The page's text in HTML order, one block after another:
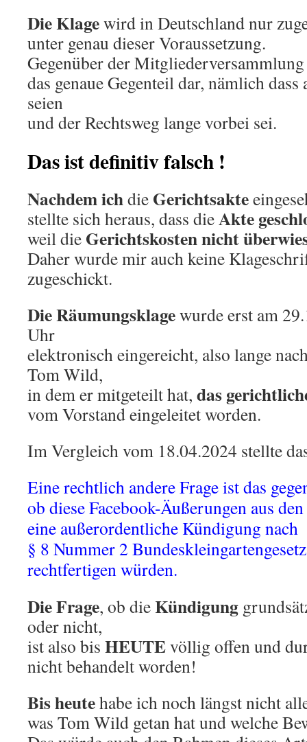
Die Klagewird in Deutschland nur
unter genau dieser Voraussetzung.
Gegenüber der
das genaue Gegenteil dar, nämlich
seien
und der Rechtsweg lange vorbei sei.
Das ist definitiv falsch !
Nachdem ichdie Gerichtsakte
stellte sich heraus, dass dieAkte
weil die Gerichtskosten nicht
Daher wurde mir auch keine
zugeschickt.
Die Räumungsklagewurde erst am
Uhr
elektronisch eingereicht, also lange
Tom Wild,
in dem er mitgeteilt hat, das
vom Vorstand eingeleitet worden.
Im Vergleich vom 18.04.2024 stellte
Eine rechtlich andere Frage ist das
ob diese Facebook-Äußerungen aus
eine außerordentliche Kündigung nach
§ 8 Nummer 2 Bundeskleingartengesetz
rechtfertigen würden.
Die Frage, ob dieKündigung
oder nicht,
ist also bis HEUTEvöllig offen und
nicht behandelt worden!
Bis heutehabe ich noch längst nicht
was Tom Wild getan hat und welche